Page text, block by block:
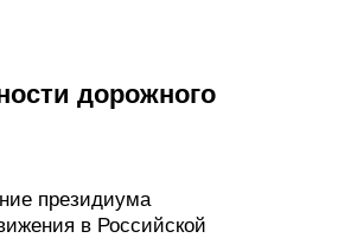
дорожного
президиума
в Российской